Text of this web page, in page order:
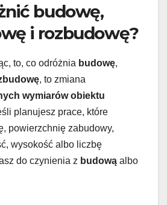
budowę,
i rozbudowę?
to, co odróżnia budowę,
, to zmiana
wymiarów obiektu
planujesz prace, które
powierzchnię zabudowy,
wysokość albo liczbę
do czynienia z budową albo